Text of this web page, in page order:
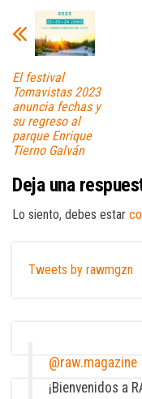
El festival
Tomavistas 2023
anuncia fechas y
su regreso al
parque Enrique
Tierno Galván
Deja una
Lo siento, debes estar
Tweets by rawmgzn
@raw.magazine
¡Bienvenidos a